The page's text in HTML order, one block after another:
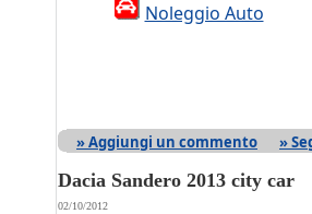
Noleggio Auto
» Aggiungi un commento »
Dacia Sandero 2013 city car
02/10/2012